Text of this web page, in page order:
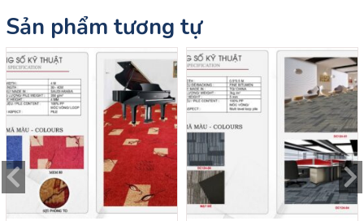
Sản phẩm tương tự